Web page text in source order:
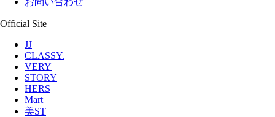
Official Site
JJ
CLASSY.
VERY
STORY
HERS
Mart
美ST